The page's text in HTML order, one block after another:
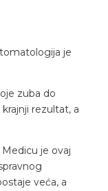
je
zuba do
rezultat, a
je ovaj
veća, a